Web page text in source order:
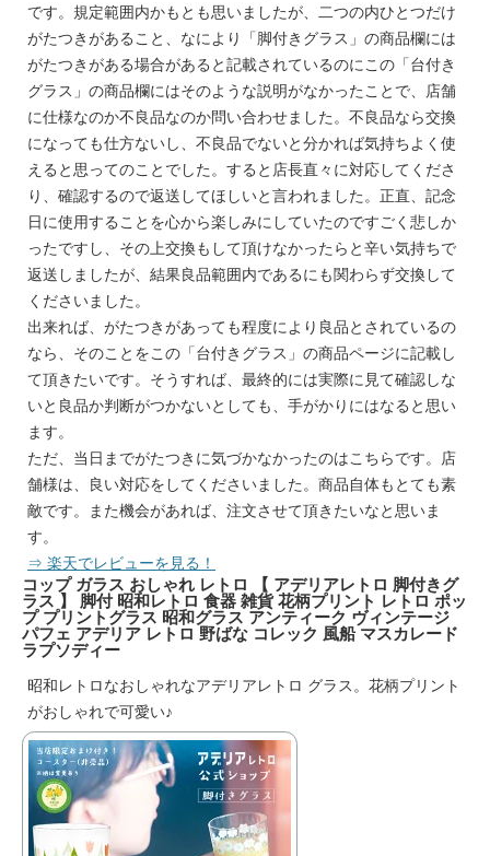
です。規定範囲内かもとも思いましたが、二つの内ひとつだけ
がたつきがあること、なにより「脚付きグラス」の商品欄には
がたつきがある場合があると記載されているのにこの「台付き
グラス」の商品欄にはそのような説明がなかったことで、店舗
に仕様なのか不良品なのか問い合わせました。不良品なら交換
になっても仕方ないし、不良品でないと分かれば気持ちよく使
えると思ってのことでした。すると店長直々に対応してくださ
り、確認するので返送してほしいと言われました。正直、記念
日に使用することを心から楽しみにしていたのですごく悲しか
ったですし、その上交換もして頂けなかったらと辛い気持ちで
返送しましたが、結果良品範囲内であるにも関わらず交換して
くださいました。
出来れば、がたつきがあっても程度により良品とされているの
なら、そのことをこの「台付きグラス」の商品ページに記載し
て頂きたいです。そうすれば、最終的には実際に見て確認しな
いと良品か判断がつかないとしても、手がかりにはなると思い
ます。
ただ、当日までがたつきに気づかなかったのはこちらです。店
舗様は、良い対応をしてくださいました。商品自体もとても素
敵です。また機会があれば、注文させて頂きたいなと思いま
す。
⇒ 楽天でレビューを見る！
コップ ガラス おしゃれ レトロ 【 アデリアレトロ 脚付きグ
ラス 】 脚付 昭和レトロ 食器 雑貨 花柄プリント レトロ ポッ
プ プリントグラス 昭和グラス アンティーク ヴィンテージ
パフェ アデリア レトロ 野ばな コレック 風船 マスカレード
ラプソディー
昭和レトロなおしゃれなアデリアレトロ グラス。花柄プリント
がおしゃれで可愛い♪